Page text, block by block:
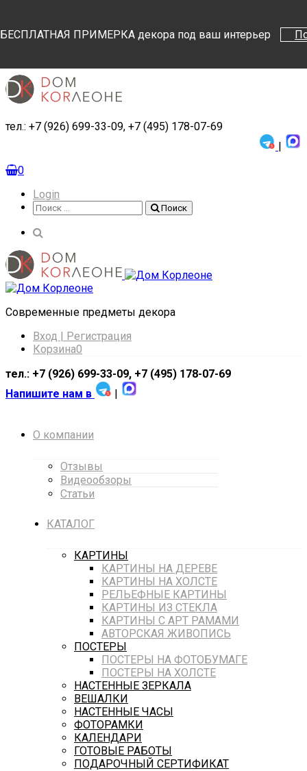
БЕСПЛАТНАЯ ПРИМЕРКА декора под ваш интерьер
тел.: +7 (926) 699-33-09, +7 (495) 178-07-69
|
0
Login
Поиск
Поиск
Cовременные предметы декора
Вход | Регистрация
Корзина0
тел.: +7 (926) 699-33-09, +7 (495) 178-07-69
Напишите нам в
|
О компании
Отзывы
Видеообзоры
Статьи
КАТАЛОГ
КАРТИНЫ
КАРТИНЫ НА ДЕРЕВЕ
КАРТИНЫ НА ХОЛСТЕ
РЕЛЬЕФНЫЕ КАРТИНЫ
КАРТИНЫ ИЗ СТЕКЛА
КАРТИНЫ С АРТ РАМАМИ
АВТОРСКАЯ ЖИВОПИСЬ
ПОСТЕРЫ
ПОСТЕРЫ НА ФОТОБУМАГЕ
ПОСТЕРЫ НА ХОЛСТЕ
НАСТЕННЫЕ ЗЕРКАЛА
ВЕШАЛКИ
НАСТЕННЫЕ ЧАСЫ
ФОТОРАМКИ
КАЛЕНДАРИ
ГОТОВЫЕ РАБОТЫ
ПОДАРОЧНЫЙ СЕРТИФИКАТ